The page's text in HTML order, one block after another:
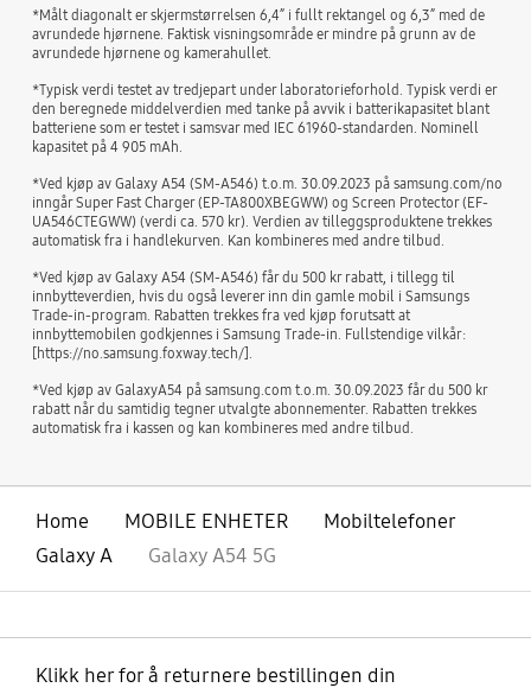
*Målt diagonalt er skjermstørrelsen 6,4” i fullt rektangel og 6,3” med de
avrundede hjørnene. Faktisk visningsområde er mindre på grunn av de
avrundede hjørnene og kamerahullet.
*Typisk verdi testet av tredjepart under laboratorieforhold. Typisk verdi er
den beregnede middelverdien med tanke på avvik i batterikapasitet blant
batteriene som er testet i samsvar med IEC 61960-standarden. Nominell
kapasitet på 4 905 mAh.
*Ved kjøp av Galaxy A54 (SM-A546) t.o.m. 30.09.2023 på samsung.com/no
inngår Super Fast Charger (EP-TA800XBEGWW) og Screen Protector (EF-
UA546CTEGWW) (verdi ca. 570 kr). Verdien av tilleggsproduktene trekkes
automatisk fra i handlekurven. Kan kombineres med andre tilbud.
*Ved kjøp av Galaxy A54 (SM-A546) får du 500 kr rabatt, i tillegg til
innbytteverdien, hvis du også leverer inn din gamle mobil i Samsungs
Trade-in-program. Rabatten trekkes fra ved kjøp forutsatt at
innbyttemobilen godkjennes i Samsung Trade-in. Fullstendige vilkår:
[https://no.samsung.foxway.tech/].
*Ved kjøp av GalaxyA54 på samsung.com t.o.m. 30.09.2023 får du 500 kr
rabatt når du samtidig tegner utvalgte abonnementer. Rabatten trekkes
automatisk fra i kassen og kan kombineres med andre tilbud.
Home MOBILE ENHETER
Mobiltelefoner
Galaxy A
Galaxy A54 5G
Klikk her for å returnere bestillingen din